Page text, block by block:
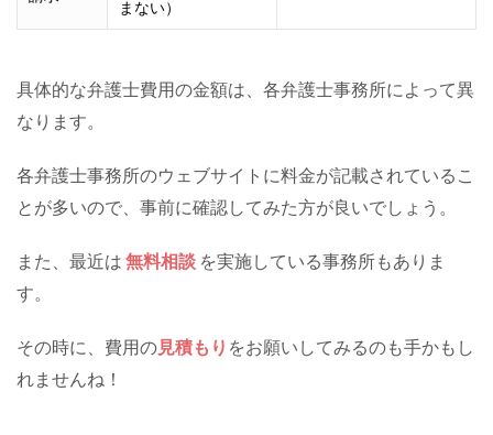
まない）
具体的な弁護士費用の金額は、各弁護士事務所によって異
なります。
各弁護士事務所のウェブサイトに料金が記載されているこ
とが多いので、事前に確認してみた方が良いでしょう。
また、最近は 無料相談 を実施している事務所もありま
す。
その時に、費用の見積もり をお願いしてみるのも手かもし
れませんね！